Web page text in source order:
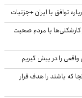
توافق با ایران +جزئیات
کارشکنی‌ها با مردم صحبت
واقعی را در پیش گیریم
که باشند را هدف قرار